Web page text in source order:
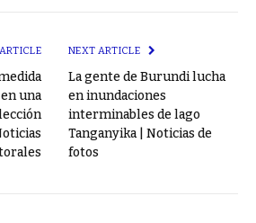
una
NEXT ARTICLE
La gente de Burundi lucha
en inundaciones
interminables de lago
Tanganyika | Noticias de
fotos